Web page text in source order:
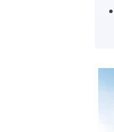
심